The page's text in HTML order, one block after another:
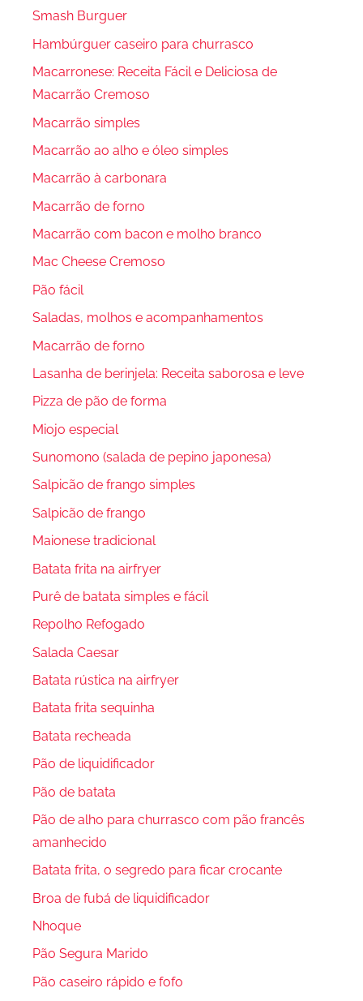
Smash Burguer
Hambúrguer caseiro para churrasco
Macarronese: Receita Fácil e Deliciosa de
Macarrão Cremoso
Macarrão simples
Macarrão ao alho e óleo simples
Macarrão à carbonara
Macarrão de forno
Macarrão com bacon e molho branco
Mac Cheese Cremoso
Pão fácil
Saladas, molhos e acompanhamentos
Macarrão de forno
Lasanha de berinjela: Receita saborosa e leve
Pizza de pão de forma
Miojo especial
Sunomono (salada de pepino japonesa)
Salpicão de frango simples
Salpicão de frango
Maionese tradicional
Batata frita na airfryer
Purê de batata simples e fácil
Repolho Refogado
Salada Caesar
Batata rústica na airfryer
Batata frita sequinha
Batata recheada
Pão de liquidificador
Pão de batata
Pão de alho para churrasco com pão francês
amanhecido
Batata frita, o segredo para ficar crocante
Broa de fubá de liquidificador
Nhoque
Pão Segura Marido
Pão caseiro rápido e fofo